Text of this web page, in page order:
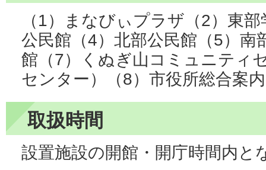
（1）まなびぃプラザ（2）東
公民館（4）北部公民館（5）南
館（7）くぬぎ山コミュニティ
センター）（8）市役所総合案内
取扱時間
設置施設の開館・開庁時間内と